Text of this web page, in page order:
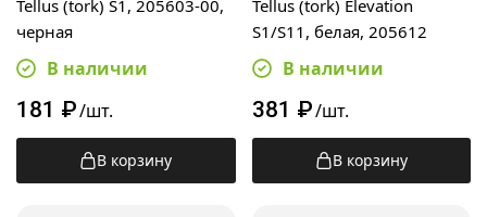
Tellus (tork) S1, 205603-00,
черная
В наличии
181 ₽/шт.
В корзину
Tellus (tork) Elevation
S1/S11, белая, 205612
В наличии
381 ₽/шт.
В корзину